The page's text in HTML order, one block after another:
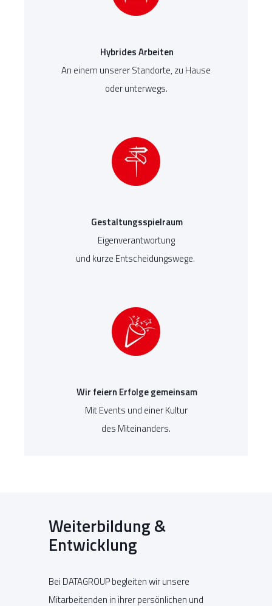
Hybrides Arbeiten
An einem unserer Standorte, zu Hause
oder unterwegs.
Gestaltungsspielraum
Eigenverantwortung
und kurze Entscheidungswege.
Wir feiern Erfolge gemeinsam
Mit Events und einer Kultur
des Miteinanders.
Weiterbildung &
Entwicklung
Bei DATAGROUP begleiten wir unsere
Mitarbeitenden in ihrer persönlichen und